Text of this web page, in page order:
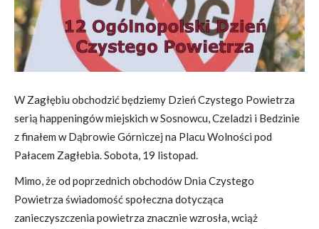
W Zagłębiu obchodzić będziemy Dzień Czystego Powietrza
serią happeningów miejskich w Sosnowcu, Czeladzi i Bedzinie
z finałem w Dąbrowie Górniczej na Placu Wolności pod
Pałacem Zagłebia. Sobota, 19 listopad.
Mimo, że od poprzednich obchodów Dnia Czystego
Powietrza świadomość społeczna dotycząca
zanieczyszczenia powietrza znacznie wzrosła, wciąż